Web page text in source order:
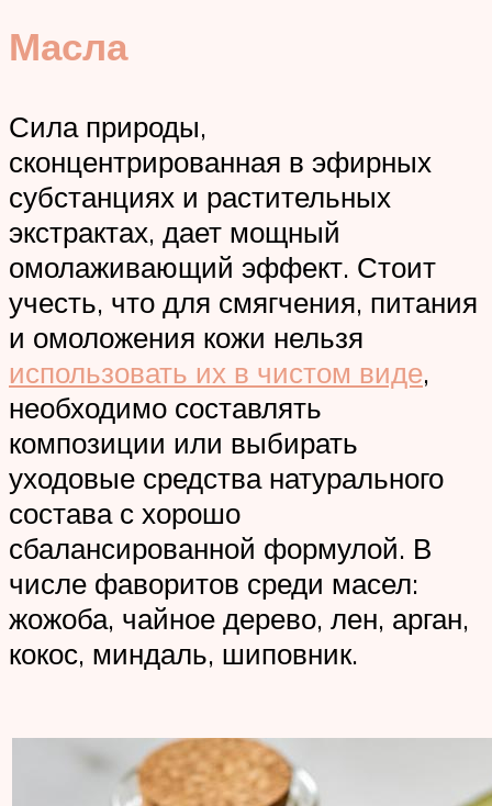
Масла
Сила природы,
сконцентрированная в эфирных
субстанциях и растительных
экстрактах, дает мощный
омолаживающий эффект. Стоит
учесть, что для смягчения, питания
и омоложения кожи нельзя
использовать их в чистом виде,
необходимо составлять
композиции или выбирать
уходовые средства натурального
состава с хорошо
сбалансированной формулой. В
числе фаворитов среди масел:
жожоба, чайное дерево, лен, арган,
кокос, миндаль, шиповник.